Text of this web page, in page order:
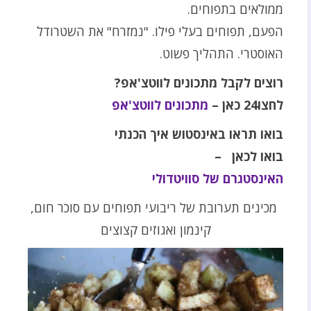
ממולאים בתפוחים.
הפעם, תפוחים בעלי פילו. "נמזרח" את השטרודל
האוסטרי. התהליך פשוט.
רוצים לקבל מתכונים לווטצ'אפ?
לחצו24 כאן
– מתכונים לווטצ'אפ
בואו תראו באינסטוש איך הכנתי
בואו לכאן –
האינסטגרם של סוויטדולי
מכינים תערובת של ריבועי תפוחים עם סוכר חום,
קינמון ואגוזים קצוצים